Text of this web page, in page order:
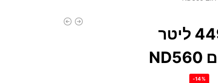
מקפיא שוכב 449 ליטר
-14%